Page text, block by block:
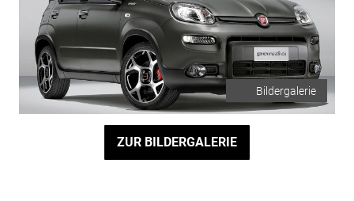
Bildergalerie
ZUR BILDERGALERIE